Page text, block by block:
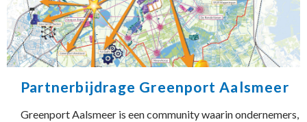
Partnerbijdrage Greenport Aalsmeer
Greenport Aalsmeer is een community waarin ondernemers,